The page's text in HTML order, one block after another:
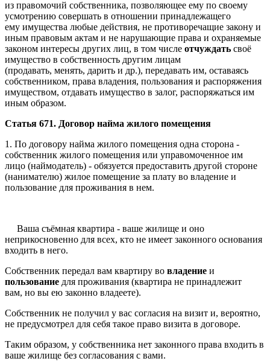
из правомочий собственника, позволяющее ему по своему
усмотрению совершать в отношении принадлежащего
ему имущества любые действия, не противоречащие закону и
иным правовым актам и не нарушающие права и охраняемые
законом интересы других лиц, в том числе отчуждать своё
имущество в собственность другим лицам
(продавать, менять, дарить и др.), передавать им, оставаясь
собственником, права владения, пользования и распоряжения
имуществом, отдавать имущество в залог, распоряжаться им
иным образом.
Статья 671. Договор найма жилого помещения
1. По договору найма жилого помещения одна сторона -
собственник жилого помещения или управомоченное им
лицо (наймодатель) - обязуется предоставить другой стороне
(нанимателю) жилое помещение за плату во владение и
пользование для проживания в нем.
Ваша съёмная квартира - ваше жилище и оно
неприкосновенно для всех, кто не имеет законного основания
входить в него.
Собственник передал вам квартиру во владение и
пользование для проживания (квартира не принадлежит
вам, но вы ею законно владеете).
Собственник не получил у вас согласия на визит и, вероятно,
не предусмотрел для себя такое право визита в договоре.
Таким образом, у собственника нет законного права входить в
ваше жилище без согласования с вами.